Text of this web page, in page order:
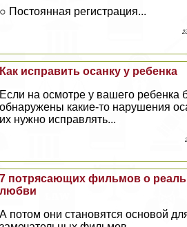
○ Постоянная регистрация...
Как исправить осанку у ребенка
Если на осмотре у вашего ребенка
обнаружены какие-то нарушения
их нужно исправлять...
7 потрясающих фильмов о
любви
А потом они становятся основой